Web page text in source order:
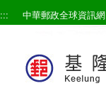
跳到主要內容區塊
::: 中華郵政全球資訊網